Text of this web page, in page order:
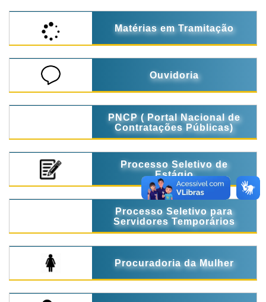
Matérias em Tramitação
Ouvidoria
PNCP ( Portal Nacional de
Contratações Públicas)
Processo Seletivo de
Estágio
Processo Seletivo para
Servidores Temporários
Procuradoria da Mulher